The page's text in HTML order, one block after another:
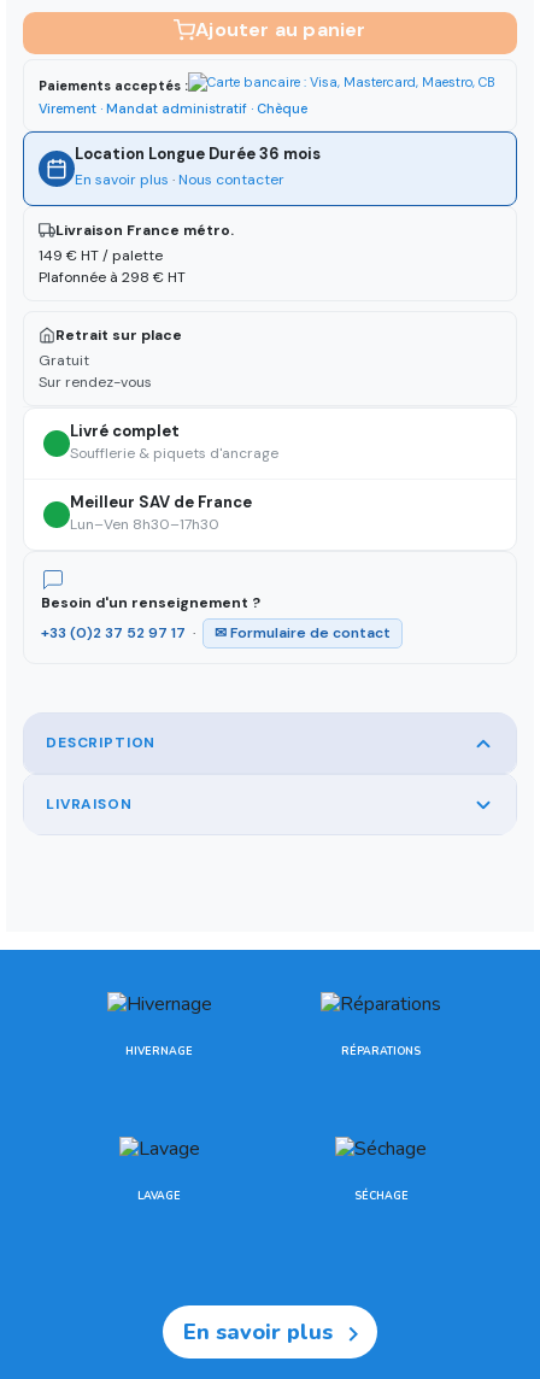
Ajouter au panier
Paiements acceptés :
Virement · Mandat administratif · Chèque
Location Longue Durée 36 mois
En savoir plus · Nous contacter
Livraison France métro.
149 € HT / palette
Plafonnée à 298 € HT
Retrait sur place
Gratuit
Sur rendez-vous
Livré complet
Soufflerie & piquets d'ancrage
Meilleur SAV de France
Lun–Ven 8h30–17h30
Besoin d'un renseignement ?
+33 (0)2 37 52 97 17 · ✉ Formulaire de contact
DESCRIPTION
LIVRAISON
HIVERNAGE RÉPARATIONS
LAVAGE SÉCHAGE
En savoir plus 